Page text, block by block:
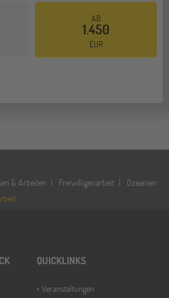
AB
1.450
EUR
& Arbeiten Freiwilligenarbeit
Ozeanien
QUICKLINKS
Veranstaltungen